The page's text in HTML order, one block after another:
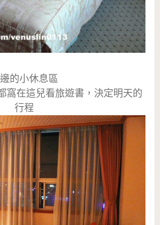
的小休息區
窩在這兒看旅遊書，決定明天的
行程